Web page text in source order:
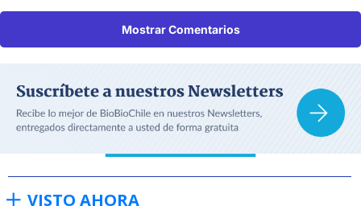
Mostrar Comentarios
VISTO AHORA